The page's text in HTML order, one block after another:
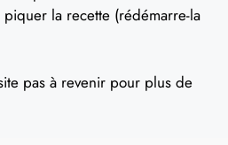
piquer la recette (rédémarre-la
pas à revenir pour plus de